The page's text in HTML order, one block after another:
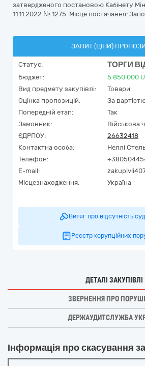
затвердженого постановою Кабінету
11.11.2022 № 1275. Місце постачання:
ЗАПИТ (ЦІНИ)
Статус: ТОРГИ
Бюджет: 5 850 000
Вид предмету закупівлі:
Товари
Оцінка пропозицій:
За
Попередній етап:
Так
Замовник:
Військова
ЄДРПОУ:
26632418
Контактна особа:
Неллі
Телефон:
E-mail:
Місцезнаходження:
Україна
Витяг про відсутність
Реєстр корупційних
ДЕТАЛІ ЗАКУПІВЛІ
ЗВЕРНЕННЯ ПРО
ДЕРЖАУДИТСЛУЖБА
Інформація про скасування